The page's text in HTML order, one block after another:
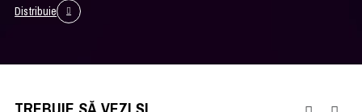
Distribuie